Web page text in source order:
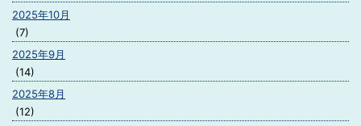
2025年10月
(7)
2025年9月
(14)
2025年8月
(12)